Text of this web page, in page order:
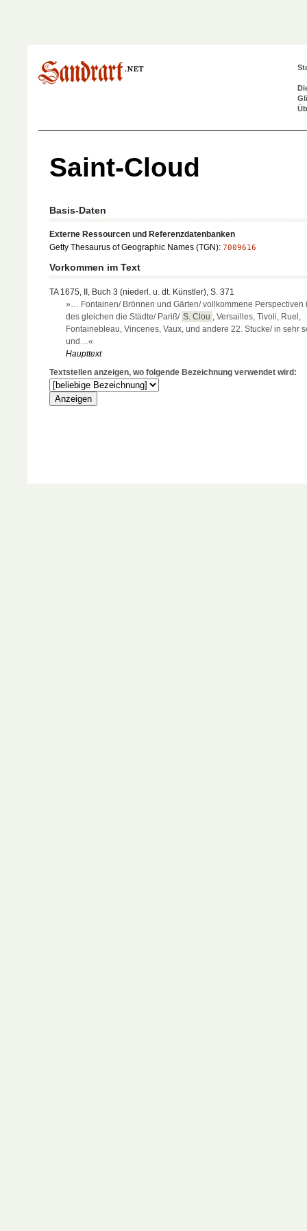
Saint-Cloud
Basis-Daten
Externe Ressourcen und Referenzdatenbanken
Getty Thesaurus of Geographic Names (TGN): 7009616
Vorkommen im Text
TA 1675, II, Buch 3 (niederl. u. dt. Künstler), S. 371
»… Fontainen/ Brönnen und Gärten/ vollkommene Perspectiven
des gleichen die Städte/ Pariß/ S. Clou , Versailles, Tivoli, Ruel,
Fontainebleau, Vincenes, Vaux, und andere 22. Stucke/ in sehr
und…«
Haupttext
Textstellen anzeigen, wo folgende Bezeichnung verwendet wird: